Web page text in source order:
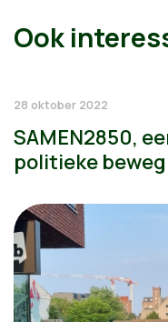
Ook
28 oktober 2022
SAMEN2850,
politieke